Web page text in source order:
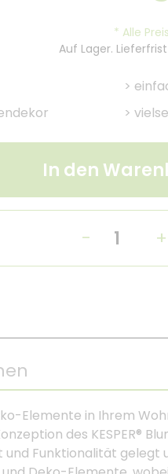
* Alle
Auf Lager.
>
>
In den
- +
Elemente in Ihrem
des KESPER®
Funktionalität gelegt